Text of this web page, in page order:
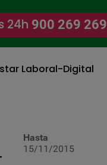
24h 900 269 269
Laboral-Digital
Hasta
15/11/2015